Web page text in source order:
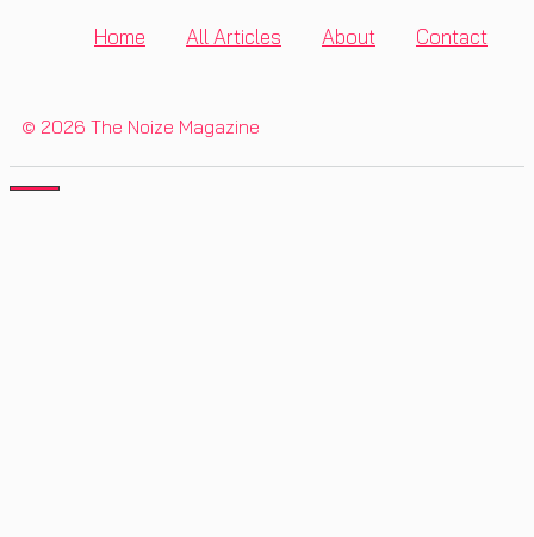
Home All Articles About Contact
© 2026 The Noize Magazine